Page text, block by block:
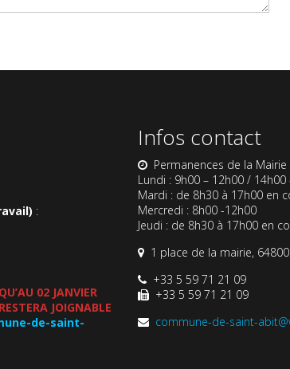
:
02 JANVIER
JOIGNABLE
de-saint-
Infos contact
Permanences de la Mairie
Lundi : 9h00 – 12h00 / 14h00
Mardi : de 8h30 à 17h00 en
Mercredi : 8h00 -12h00
Jeudi : de 8h30 à 17h00 en
1 place de la mairie,
+33 5 59 71 21 09
+33 5 59 71 21 09
commune-de-saint-